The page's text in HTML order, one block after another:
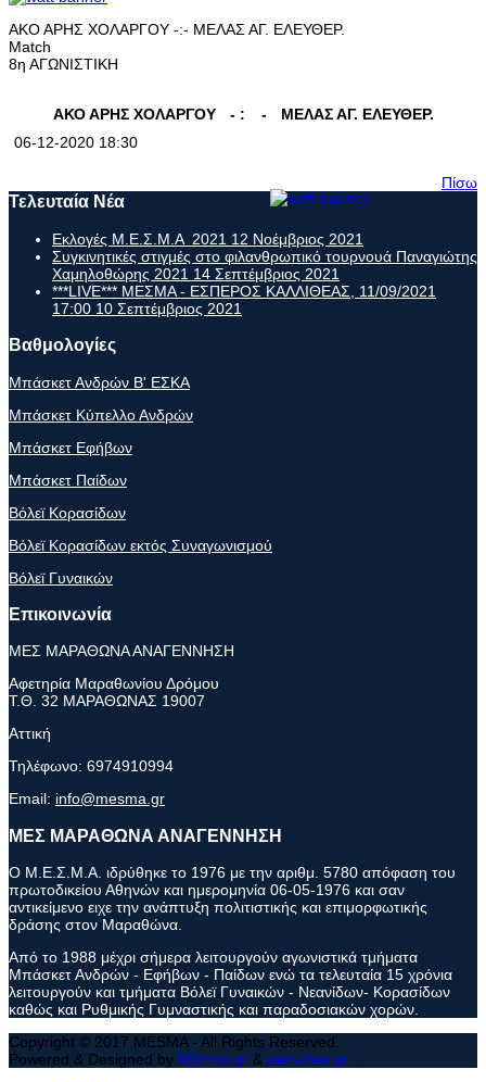
ΑΚΟ ΑΡΗΣ ΧΟΛΑΡΓΟΥ -:- ΜΕΛΑΣ ΑΓ. ΕΛΕΥΘΕΡ.
Match
8η ΑΓΩΝΙΣΤΙΚΗ
ΑΚΟ ΑΡΗΣ ΧΟΛΑΡΓΟΥ - : -
ΜΕΛΑΣ ΑΓ. ΕΛΕΥΘΕΡ.
06-12-2020 18:30
Πίσω
Τελευταία Νέα
Εκλογές Μ.Ε.Σ.Μ.Α 2021 12 Νοέμβριος 2021
Συγκινητικές στιγμές στο φιλανθρωπικό τουρνουά Παναγιώτης
Χαμηλοθώρης 2021 14 Σεπτέμβριος 2021
***LIVE*** ΜΕΣΜΑ - ΕΣΠΕΡΟΣ ΚΑΛΛΙΘΕΑΣ, 11/09/2021
17:00 10 Σεπτέμβριος 2021
Βαθμολογίες
Μπάσκετ Ανδρών Β' ΕΣΚΑ
Μπάσκετ Κύπελλο Ανδρών
Μπάσκετ Εφήβων
Μπάσκετ Παίδων
Βόλεϊ Κορασίδων
Βόλεϊ Κορασίδων εκτός Συναγωνισμού
Βόλεϊ Γυναικών
Επικοινωνία
ΜΕΣ ΜΑΡΑΘΩΝΑ ΑΝΑΓΕΝΝΗΣΗ
Αφετηρία Μαραθωνίου Δρόμου
Τ.Θ. 32 ΜΑΡΑΘΩΝΑΣ 19007
Αττική
Τηλέφωνο: 6974910994
Email: info@mesma.gr
ΜΕΣ ΜΑΡΑΘΩΝΑ ΑΝΑΓΕΝΝΗΣΗ
Ο Μ.Ε.Σ.Μ.Α. ιδρύθηκε το 1976 με την αριθμ. 5780 απόφαση του
πρωτοδικείου Αθηνών και ημερομηνία 06-05-1976 και σαν
αντικείμενο ειχε την ανάπτυξη πολιτιστικής και επιμορφωτικής
δράσης στον Μαραθώνα.
Από το 1988 μέχρι σήμερα λειτουργούν αγωνιστικά τμήματα
Μπάσκετ Ανδρών - Εφήβων - Παίδων ενώ τα τελευταία 15 χρόνια
λειτουργούν και τμήματα Βόλεϊ Γυναικών - Νεανίδων- Κορασίδων
καθώς και Ρυθμικής Γυμναστικής και παραδοσιακών χορών.
Copyright © 2017 MESMA - All Rights Reserved.
Powered & Designed by MXcom.gr & web-idea.gr